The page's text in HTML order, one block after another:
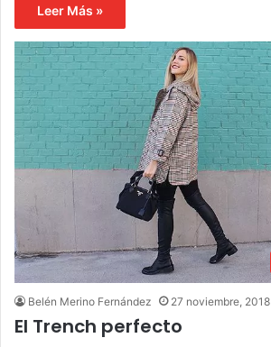
Leer Más »
Belén Merino Fernández 27 noviembre, 2018
El Trench perfecto